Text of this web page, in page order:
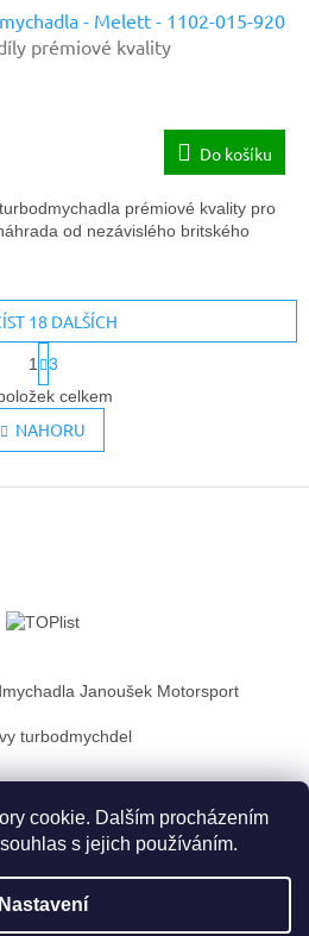
cookie. Dalším procházením
s jejich používáním.
Nastavení
- Melett - 1102-015-920
prémiové kvality
Do košíku
prémiové kvality pro
od nezávislého britského
O
v
l
á
v
k
ý
p
i
s
18 DALŠÍCH
S
t
r
á
n
k
v
1
3
celkem
NAHORU
Janoušek Motorsport
turbodmychdel